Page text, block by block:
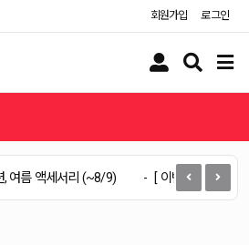
회원가입 로그인
유
버
검
버
메
버
[ 이벤트 ] 로켓패션, MEN&CASUAL